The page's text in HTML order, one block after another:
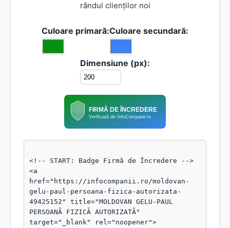
rândul clienților noi
Culoare primară:Culoare secundară:
Dimensiune (px):
FIRMĂ DE ÎNCREDERE
Verificată de InfoCompanii.ro
<!-- START: Badge Firmă de Încredere -->
<a
href="https://infocompanii.ro/moldovan-
gelu-paul-persoana-fizica-autorizata-
49425152" title="MOLDOVAN GELU-PAUL
PERSOANĂ FIZICĂ AUTORIZATĂ"
target="_blank" rel="noopener">